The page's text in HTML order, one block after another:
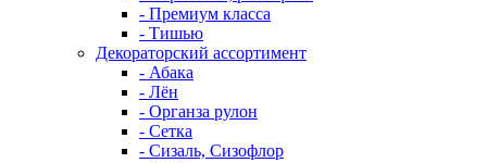
- Премиум класса
- Тишью
Декораторский ассортимент
- Абака
- Лён
- Органза рулон
- Сетка
- Сизаль, Сизофлор